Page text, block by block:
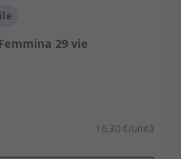
29 vie
16,30 €/unità